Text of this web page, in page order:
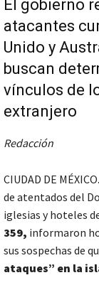
El gobierno
atacantes
Unido y
buscan
vínculos de
extranjero
Redacción
CIUDAD DE
de atentados del
iglesias y hoteles
359, informaron
sus sospechas de
ataques” en la